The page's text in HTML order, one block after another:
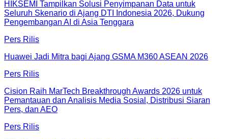
HIKSEMI Tampilkan Solusi Penyimpanan Data untuk
Seluruh Skenario di Ajang DTI Indonesia 2026, Dukung
Pengembangan AI di Asia Tenggara
Pers Rilis
Huawei Jadi Mitra bagi Ajang GSMA M360 ASEAN 2026
Pers Rilis
Cision Raih MarTech Breakthrough Awards 2026 untuk
Pemantauan dan Analisis Media Sosial, Distribusi Siaran
Pers, dan AEO
Pers Rilis